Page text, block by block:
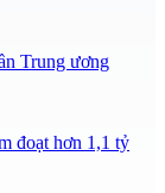
Trung ương
đoạt hơn 1,1 tỷ